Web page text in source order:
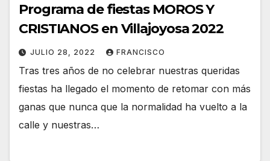
Programa de fiestas MOROS Y
CRISTIANOS en Villajoyosa 2022
JULIO 28, 2022 FRANCISCO
Tras tres años de no celebrar nuestras queridas
fiestas ha llegado el momento de retomar con más
ganas que nunca que la normalidad ha vuelto a la
calle y nuestras…